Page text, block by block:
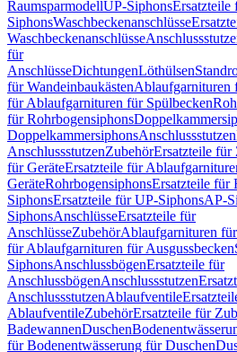
RaumsparmodellUP-SiphonsErsatzteile
SiphonsWaschbeckenanschlüsse
Waschbeckenanschlüsse
für
AnschlüsseDichtungenLöthülsen
für WandeinbaukästenAblaufgarnituren
für Ablaufgarnituren für Spülbecken
für Rohrbogensiphons
DoppelkammersiphonsAnschlussstutzen
AnschlussstutzenZubehörErsatzteile für
für GeräteErsatzteile für
GeräteRohrbogensiphonsErsatzteile für
SiphonsErsatzteile für UP-SiphonsAP-
SiphonsAnschlüsseErsatzteile für
AnschlüsseZubehörAblaufgarnituren
für Ablaufgarnituren für Ausgussbecken
SiphonsAnschlussbögenErsatzteile für
AnschlussbögenAnschlussstutzen
AnschlussstutzenAblaufventile
AblaufventileZubehörErsatzteile für
BadewannenDuschen
für Bodenentwässerung für Duschen